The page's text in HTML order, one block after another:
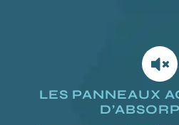
LES PANNEAUX